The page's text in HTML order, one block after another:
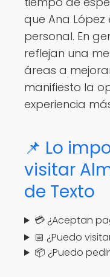
que Ana
personal. En
reflejan una
áreas a
manifiesto la
experiencia
📌 Lo
visitar
de Texto
💳 ¿Aceptan
📅 ¿Puedo
📦 ¿Puedo